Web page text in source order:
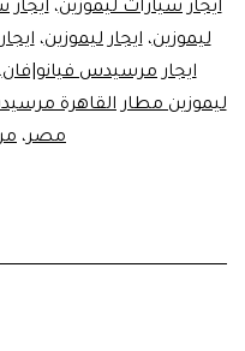
ايجار سيارات ليموزين،ايجار
ليموزين،ايجار ليموزين،
ايجار مرسيدس فيانو|فان
ليموزين مطار القاهرة
مصر،